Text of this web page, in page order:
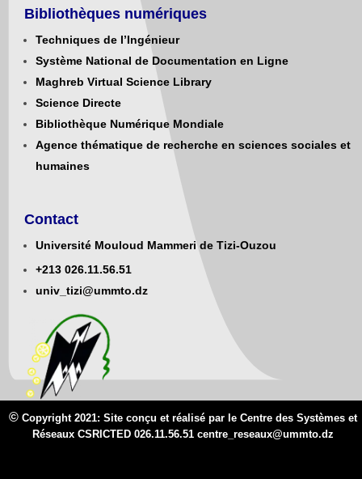
Bibliothèques numériques
Techniques de l’Ingénieur
Système National de Documentation en Ligne
Maghreb Virtual Science Library
Science Directe
Bibliothèque Numérique Mondiale
Agence thématique de recherche en sciences sociales et
humaines
Contact
Université Mouloud Mammeri de Tizi-Ouzou
+213 026.11.56.51
univ_tizi@ummto.dz
© Copyright 2021: Site conçu et réalisé par le Centre des Systèmes et
Réseaux CSRICTED 026.11.56.51 centre_reseaux@ummto.dz